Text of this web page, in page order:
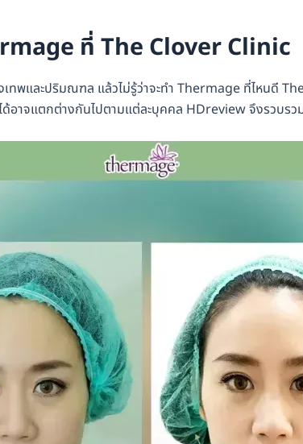
ที่ The Clover Clinic
ทพและปริมณฑล แล้วไม่รู้ว่าจะทำ Thermage ที่ไหนดี
อาจแตกต่างกันไปตามแต่ละบุคคล HDreview จึงรวบร